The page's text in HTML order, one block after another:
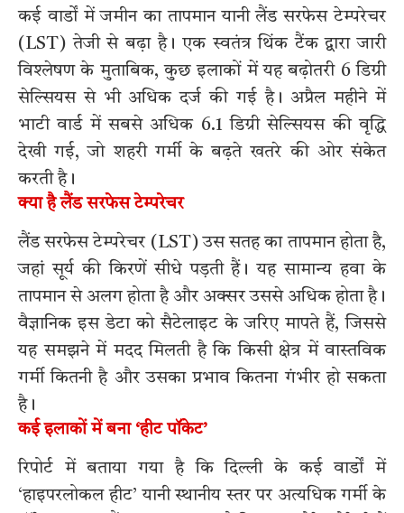
कई वार्डों में जमीन का तापमान यानी लैंड सरफेस टेम्परेचर
(LST) तेजी से बढ़ा है। एक स्वतंत्र थिंक टैंक द्वारा जारी
विश्लेषण के मुताबिक, कुछ इलाकों में यह बढ़ोतरी 6 डिग्री
सेल्सियस से भी अधिक दर्ज की गई है। अप्रैल महीने में
भाटी वार्ड में सबसे अधिक 6.1 डिग्री सेल्सियस की वृद्धि
देखी गई, जो शहरी गर्मी के बढ़ते खतरे की ओर संकेत
करती है।
क्या है लैंड सरफेस टेम्परेचर
लैंड सरफेस टेम्परेचर (LST) उस सतह का तापमान होता है,
जहां सूर्य की किरणें सीधे पड़ती हैं। यह सामान्य हवा के
तापमान से अलग होता है और अक्सर उससे अधिक होता है।
वैज्ञानिक इस डेटा को सैटेलाइट के जरिए मापते हैं, जिससे
यह समझने में मदद मिलती है कि किसी क्षेत्र में वास्तविक
गर्मी कितनी है और उसका प्रभाव कितना गंभीर हो सकता
है।
कई इलाकों में बना ‘हीट पॉकेट’
रिपोर्ट में बताया गया है कि दिल्ली के कई वार्डों में
‘हाइपरलोकल हीट’ यानी स्थानीय स्तर पर अत्यधिक गर्मी के